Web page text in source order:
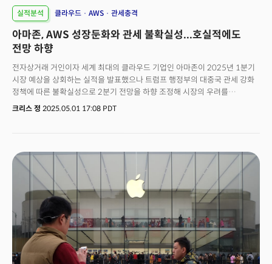
실적분석 클라우드 AWS 관세충격
아마존, AWS 성장둔화와 관세 불확실성...호실적에도
전망 하향
전자상거래 거인이자 세계 최대의 클라우드 기업인 아마존이 2025년 1분기
시장 예상을 상회하는 실적을 발표했으나 트럼프 행정부의 대중국 관세 강화
정책에 따른 불확실성으로 2분기 전망을 하향 조정해 시장의 우려를
불러일으켰다.
크리스 정 2025.05.01 17:08 PDT